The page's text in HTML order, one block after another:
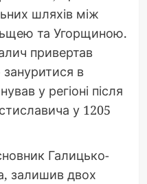
шляхів між
та Угорщиною.
привертав
зануритися в
у регіоні після
у 1205
Галицько-
залишив двох